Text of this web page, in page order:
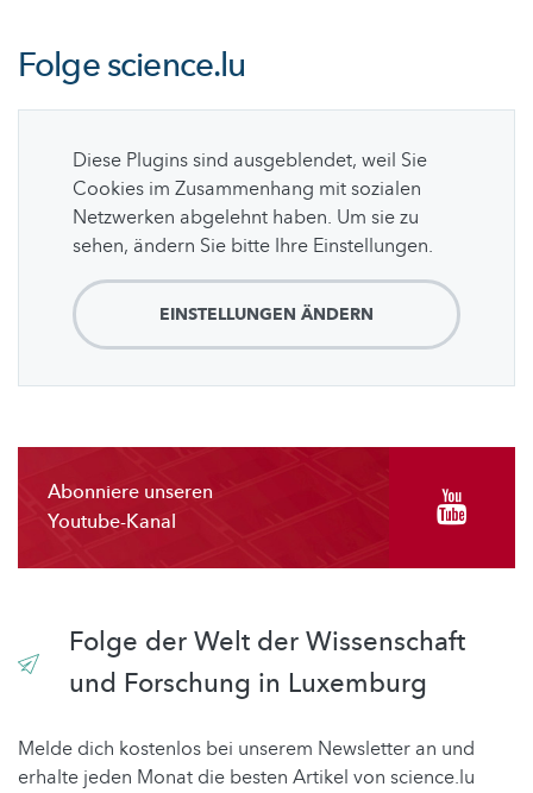
Folgescience.lu
Diese Plugins sind ausgeblendet, weil Sie
Cookies im Zusammenhang mit sozialen
Netzwerken abgelehnt haben. Um sie zu
sehen, ändern Sie bitte Ihre Einstellungen.
EINSTELLUNGEN ÄNDERN
Abonniere unseren
Youtube-Kanal
Folge der Welt der Wissenschaft
und Forschung in Luxemburg
Melde dich kostenlos bei unserem Newsletter an und
erhalte jeden Monat die besten Artikel von science.lu